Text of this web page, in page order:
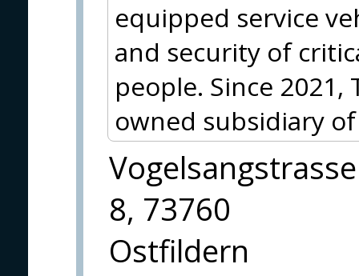
equipped service
and security of
people. Since
owned subsidiary
Vogelsangstrasse
8, 73760
Ostfildern